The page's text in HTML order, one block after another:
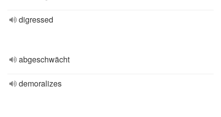
digressed
abgeschwächt
demoralizes